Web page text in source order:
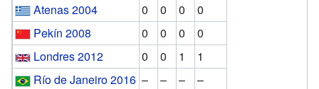
Atenas 2004
0 0 0
0
Pekín 2008
0 0 0
0
Londres 2012
0 0 1
1
Río de Janeiro 2016 – – –
–